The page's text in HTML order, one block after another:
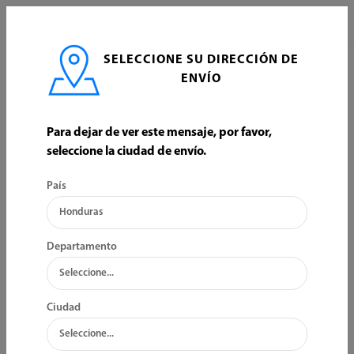
HOGAR PROTECCION Y SEGURIDAD
PROTECCION Y SEGURIDAD
ORDENAR POR:
SELECCIONE SU DIRECCIÓN DE
ENVÍO
Para dejar de ver este mensaje, por favor,
seleccione la ciudad de envío.
País
Departamento
Ciudad